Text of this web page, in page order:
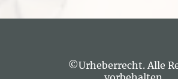
©Urheberrecht. Alle